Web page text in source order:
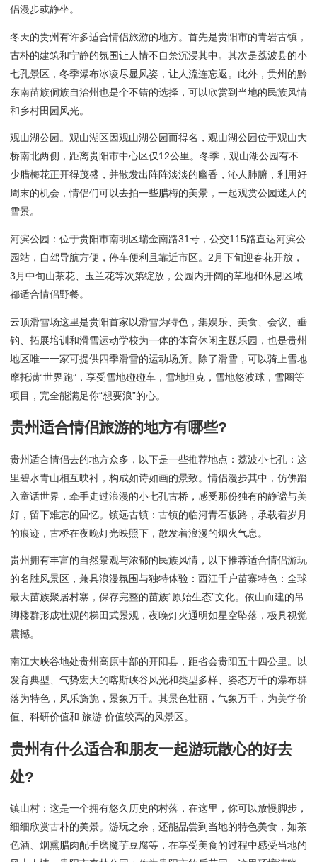
侣漫步或静坐。
冬天的贵州有许多适合情侣旅游的地方。首先是贵阳市的青岩古镇，
古朴的建筑和宁静的氛围让人情不自禁沉浸其中。其次是荔波县的小
七孔景区，冬季瀑布冰凌尽显风姿，让人流连忘返。此外，贵州的黔
东南苗族侗族自治州也是个不错的选择，可以欣赏到当地的民族风情
和乡村田园风光。
观山湖公园。观山湖区因观山湖公园而得名，观山湖公园位于观山大
桥南北两侧，距离贵阳市中心区仅12公里。冬季，观山湖公园有不
少腊梅花正开得茂盛，并散发出阵阵淡淡的幽香，沁人肺腑，利用好
周末的机会，情侣们可以去拍一些腊梅的美景，一起观赏公园迷人的
雪景。
河滨公园：位于贵阳市南明区瑞金南路31号，公交115路直达河滨公
园站，自驾导航方便，停车便利且靠近市区。2月下旬迎春花开放，
3月中旬山茶花、玉兰花等次第绽放，公园内开阔的草地和休息区域
都适合情侣野餐。
云顶滑雪场这里是贵阳首家以滑雪为特色，集娱乐、美食、会议、垂
钓、拓展培训和滑雪运动学校为一体的体育休闲主题乐园，也是贵州
地区唯一一家可提供四季滑雪的运动场所。除了滑雪，可以骑上雪地
摩托满“世界跑”，享受雪地碰碰车，雪地坦克，雪地悠波球，雪圈等
项目，完全能满足你“想要浪”的心。
贵州适合情侣旅游的地方有哪些?
贵州适合情侣去的地方众多，以下是一些推荐地点：荔波小七孔：这
里碧水青山相互映衬，构成如诗如画的景致。情侣漫步其中，仿佛踏
入童话世界，牵手走过浪漫的小七孔古桥，感受那份独有的静谧与美
好，留下难忘的回忆。镇远古镇：古镇的临河青石板路，承载着岁月
的痕迹，古桥在夜晚灯光映照下，散发着浪漫的烟火气息。
贵州拥有丰富的自然景观与浓郁的民族风情，以下推荐适合情侣游玩
的名胜风景区，兼具浪漫氛围与独特体验：西江千户苗寨特色：全球
最大苗族聚居村寨，保存完整的苗族“原始生态”文化。依山而建的吊
脚楼群形成壮观的梯田式景观，夜晚灯火通明如星空坠落，极具视觉
震撼。
南江大峡谷地处贵州高原中部的开阳县，距省会贵阳五十四公里。以
发育典型、气势宏大的喀斯峡谷风光和类型多样、姿态万千的瀑布群
落为特色，风乐旖旎，景象万千。其景色壮丽，气象万千，为美学价
值、科研价值和 旅游 价值较高的风景区。
贵州有什么适合和朋友一起游玩散心的好去
处?
镇山村：这是一个拥有悠久历史的村落，在这里，你可以放慢脚步，
细细欣赏古朴的美景。游玩之余，还能品尝到当地的特色美食，如茶
色酒、烟熏腊肉配手磨魔芋豆腐等，在享受美食的过程中感受当地的